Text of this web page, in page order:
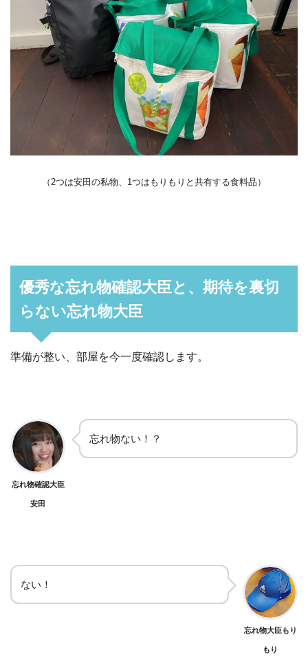
（2つは安田の私物、1つはもりもりと共有する食料品）
優秀な忘れ物確認大臣と、期待を裏切
らない忘れ物大臣
準備が整い、部屋を今一度確認します。
忘れ物確認大臣
安田
忘れ物ない！？
ない！
忘れ物大臣もり
もり